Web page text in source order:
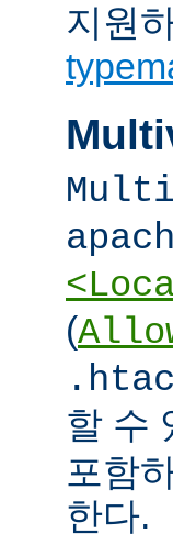
지원
(
할 수
포함
한다.